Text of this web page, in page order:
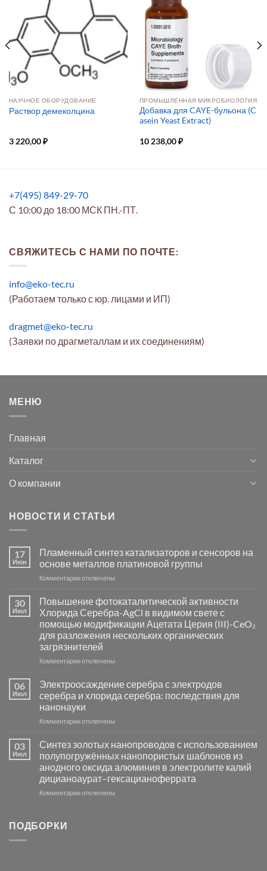
НАУЧНОЕ ОБОРУДОВАНИЕ
Раствор демеколцина
3 220,00₽
ПРОМЫШЛЕННАЯ МИКРОБИОЛОГИЯ
Добавка для CAYE-бульона (C
asein Yeast Extract)
10 238,00₽
+7(495) 849-29-70
С 10:00 до 18:00 МСК ПН.-ПТ.
СВЯЖИТЕСЬ С НАМИ ПО ПОЧТЕ:
info@eko-tec.ru
(Работаем только с юр. лицами и ИП)
dragmet@eko-tec.ru
(Заявки по драгметаллам и их соединениям)
МЕНЮ
Главная
Каталог
О компании
НОВОСТИ И СТАТЬИ
17
Июн
Пламенный синтез катализаторов и сенсоров на
основе металлов платиновой группы
Комментариик
Пламенный
синтез
катализаторов
и
сенсоров
на
основе
группы
отключены
30
Июл
Повышение фотокаталитической активности
Хлорида Серебра-AgCl в видимом свете с
помощью модификации Ацетата Церия (III)-CeO₂
для разложения нескольких органических
загрязнителей
Комментариик
фотокаталитической
активности
Хлорида
Серебра-
в
видимом
свете
с
помощью
модификации
отключены
06
Июл
Электроосаждение серебра с электродов
серебра и хлорида серебра: последствия для
нанонауки
Комментариик
серебра
с
электродов
серебра
и
отключены
03
Июл
Синтез золотых нанопроводов с использованием
полупогружённых нанопористых шаблонов из
анодного оксида алюминия в электролите калий
дицианоаурат–гексацианоферрата
Комментариикотключены
ПОДБОРКИ